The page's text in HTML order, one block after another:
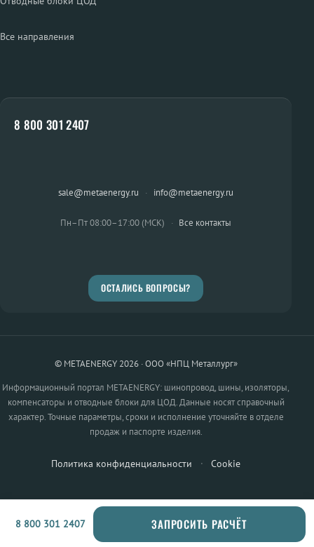
Все направления
8 800 301 2407
sale@metaenergy.ru · info@metaenergy.ru
Пн–Пт 08:00–17:00 (МСК) · Все контакты
ОСТАЛИСЬ ВОПРОСЫ?
© METAENERGY 2026 · ООО «НПЦ Металлург»
Информационный портал METAENERGY: шинопровод, шины, изоляторы,
компенсаторы и отводные блоки для ЦОД. Данные носят справочный
характер. Точные параметры, сроки и исполнение уточняйте в отделе
продаж и паспорте изделия.
Политика конфиденциальности · Cookie
8 800 301 2407 ЗАПРОСИТЬ РАСЧЁТ